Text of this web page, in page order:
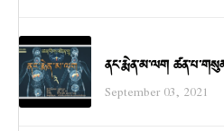
ནང་རྨེན་མ་ལག
September 03, 2021